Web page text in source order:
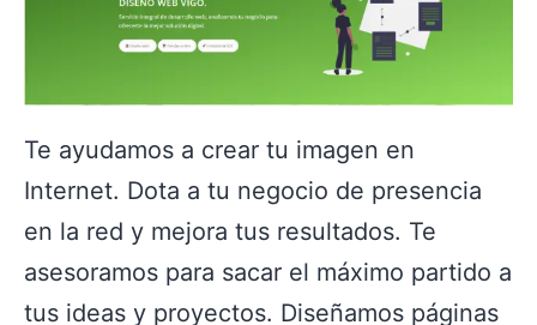
Te ayudamos a crear tu imagen en
Internet. Dota a tu negocio de presencia
en la red y mejora tus resultados. Te
asesoramos para sacar el máximo partido a
tus ideas y proyectos. Diseñamos páginas